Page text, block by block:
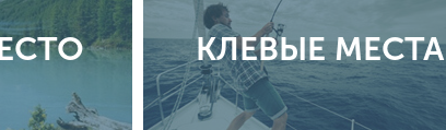
КЛЕВЫЕ МЕСТА